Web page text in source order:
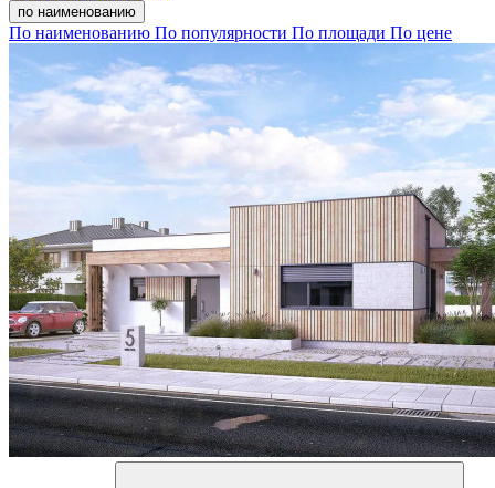
по наименованию
По наименованию По популярности По площади По цене